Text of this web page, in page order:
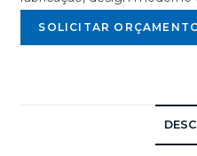
SOLICITAR